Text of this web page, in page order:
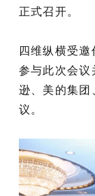
正式召开。
四维纵横受
参与此次会议
逊、美的集团
议。